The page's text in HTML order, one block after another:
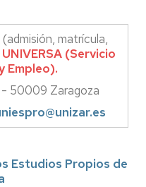
matrícula,
UNIVERSA (Servicio
Empleo).
50009 Zaragoza
Estudios Propios de